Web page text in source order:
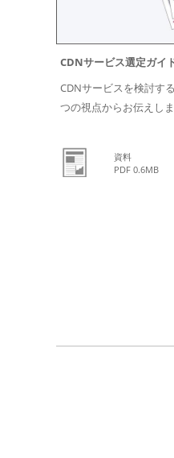
CDNサービス選定ガイ
CDNサービスを検討す
つの視点からお伝えしま
資料
PDF 0.6MB